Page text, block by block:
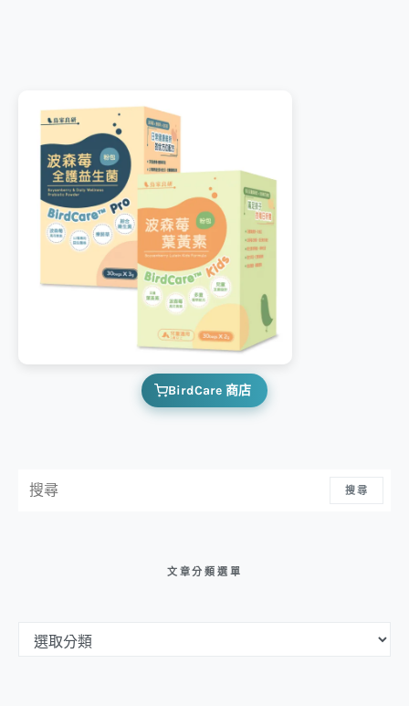
BirdCare 商店
搜尋
文章分類選單